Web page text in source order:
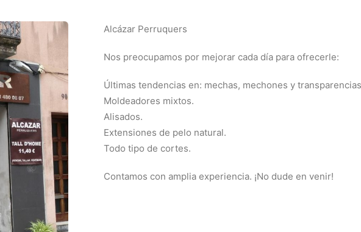
Alcázar Perruquers
Nos preocupamos por mejorar cada día para ofrecerle:
Últimas tendencias en: mechas, mechones y
Moldeadores mixtos.
Alisados.
Extensiones de pelo natural.
Todo tipo de cortes.
Contamos con amplia experiencia. ¡No dude en venir!